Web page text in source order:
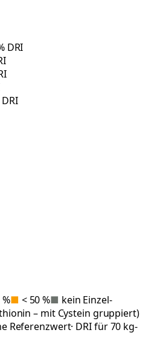
DRI
DRI
■ < 50 %■ kein Einzel-
– mit Cystein gruppiert)
Referenzwert· DRI für 70 kg-